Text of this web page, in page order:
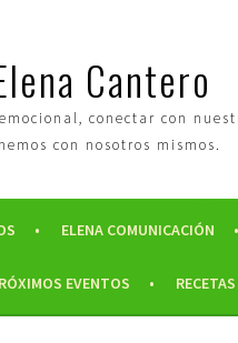
Cantero
conectar con
con nosotros mismos.
ELENA COMUNICACIÓN
EVENTOS RECETAS